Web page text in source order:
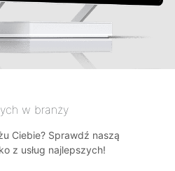
w branży
Ciebie? Sprawdź naszą
z usług najlepszych!